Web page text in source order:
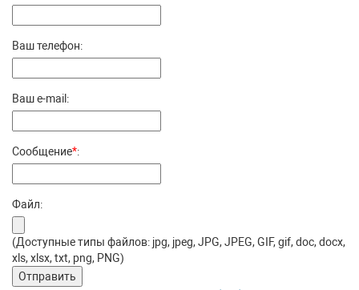
Ваш телефон:
Ваш e-mail:
Сообщение*:
Файл:
(Доступные типы файлов: jpg, jpeg, JPG, JPEG, GIF, gif, doc, docx,
xls, xlsx, txt, png, PNG)